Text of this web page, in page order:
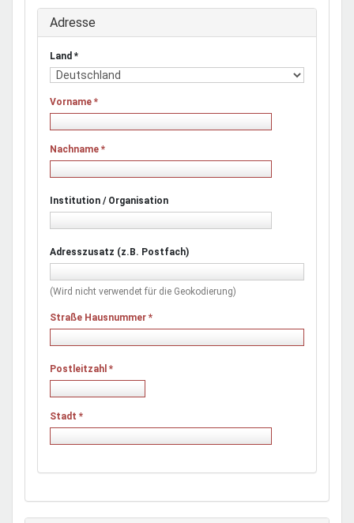
Adresse
Land *
Vorname *
Nachname *
Institution / Organisation
Adresszusatz (z.B. Postfach)
(Wird nicht verwendet für die Geokodierung)
Straße Hausnummer *
Postleitzahl *
Stadt *